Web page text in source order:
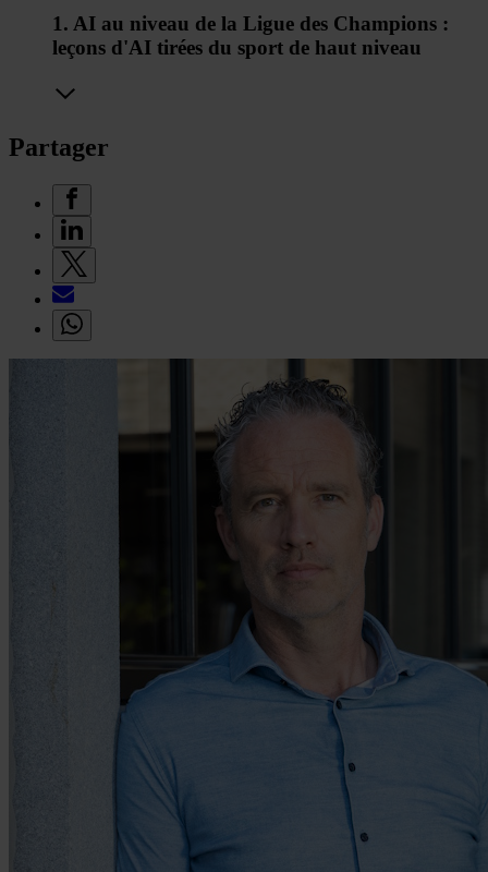
1. AI au niveau de la Ligue des Champions :
leçons d'AI tirées du sport de haut niveau
Partager